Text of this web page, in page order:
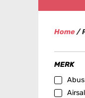
Home/
MERK
Abus
Airsal